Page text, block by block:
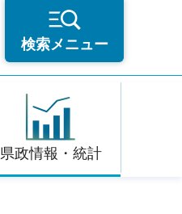
検索メニュー
県政情報・統計